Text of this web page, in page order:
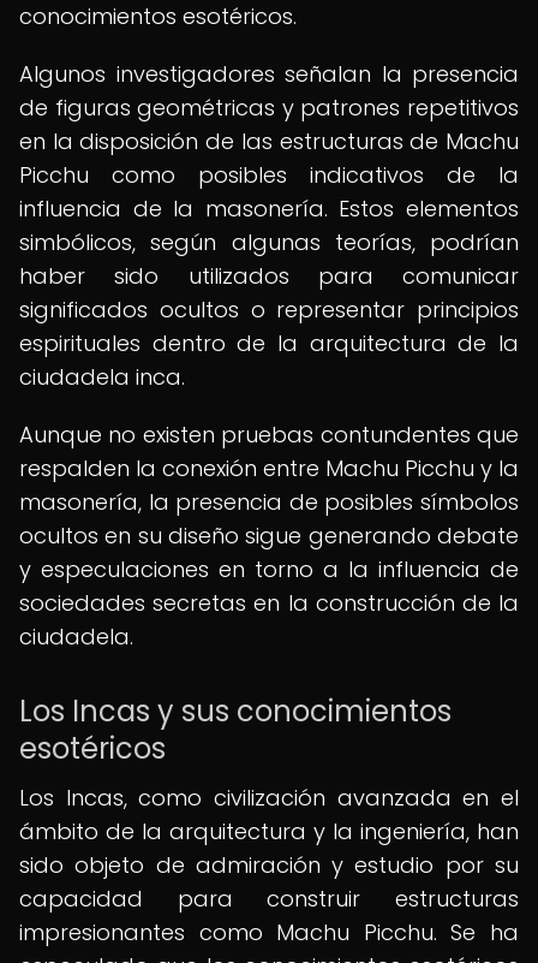
conocimientos esotéricos.
Algunos investigadores señalan la presencia
de figuras geométricas y patrones repetitivos
en la disposición de las estructuras de Machu
Picchu como posibles indicativos de la
influencia de la masonería. Estos elementos
simbólicos, según algunas teorías, podrían
haber sido utilizados para comunicar
significados ocultos o representar principios
espirituales dentro de la arquitectura de la
ciudadela inca.
Aunque no existen pruebas contundentes que
respalden la conexión entre Machu Picchu y la
masonería, la presencia de posibles símbolos
ocultos en su diseño sigue generando debate
y especulaciones en torno a la influencia de
sociedades secretas en la construcción de la
ciudadela.
Los Incas y sus conocimientos
esotéricos
Los Incas, como civilización avanzada en el
ámbito de la arquitectura y la ingeniería, han
sido objeto de admiración y estudio por su
capacidad para construir estructuras
impresionantes como Machu Picchu. Se ha